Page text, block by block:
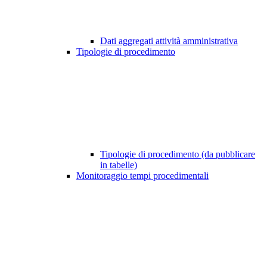
Dati aggregati attività amministrativa
Tipologie di procedimento
Tipologie di procedimento (da pubblicare
in tabelle)
Monitoraggio tempi procedimentali